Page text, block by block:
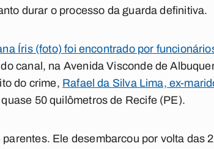
durar o processo da guarda definitiva.
Íris (foto) foi encontrado por
canal, na Avenida Visconde de
do crime, Rafael da Silva Lima, ex-
quase 50 quilômetros de Recife (PE).
Ele desembarcou por volta das